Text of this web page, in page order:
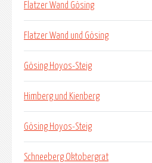
Flatzer Wand Gösing
Flatzer Wand und Gösing
Gösing Hoyos-Steig
Himberg und Kienberg
Gösing Hoyos-Steig
Schneeberg Oktobergrat